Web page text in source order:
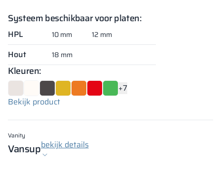
Systeem beschikbaar voor platen:
HPL 10 mm 12 mm
Hout 18 mm
Kleuren:
+7
Bekijk product
Vanity
Vansupbekijk details